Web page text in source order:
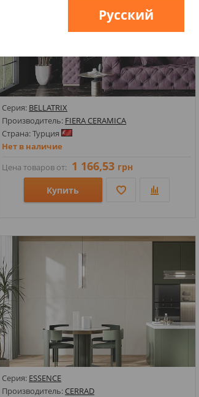
Серия: BELLATRIX
Производитель: FIERA CERAMICA
Страна: Турция
Нет в наличие
Цена товаров от: 1 166,53 грн
Купить
Стили: Под мрамор;
Серия: ESSENCE
Производитель: CERRAD
Русский